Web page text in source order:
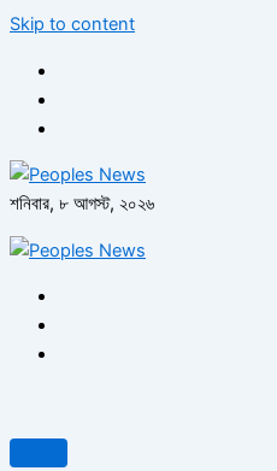
Skip to content
শনিবার, ৮ আগস্ট, ২০২৬